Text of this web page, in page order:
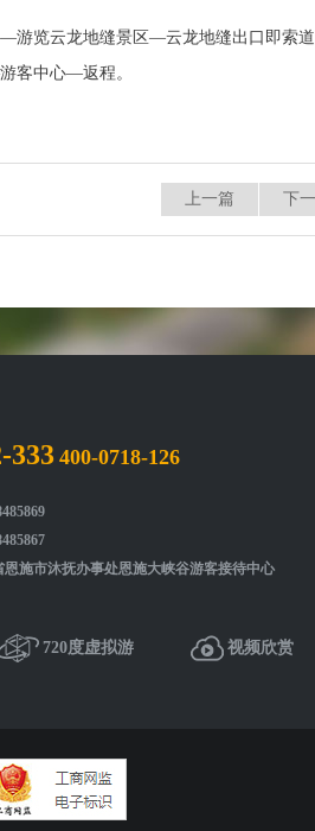
游览云龙地缝景区—云龙地缝出口即索
客中心—返程。
上一篇 下
333400-0718-126
恩施市沐抚办事处恩施大峡谷游客接待中心
720度虚拟游 视频欣赏